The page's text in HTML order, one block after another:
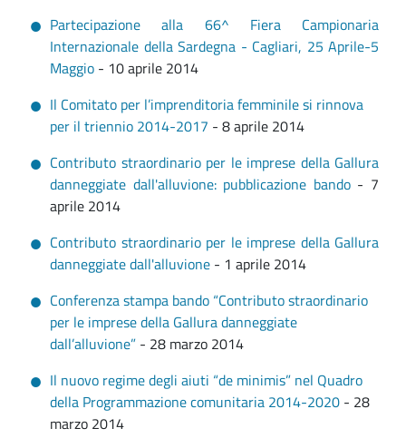
Partecipazione alla 66^ Fiera Campionaria
Internazionale della Sardegna - Cagliari, 25 Aprile-5
Maggio - 10 aprile 2014
Il Comitato per l’imprenditoria femminile si rinnova
per il triennio 2014-2017 - 8 aprile 2014
Contributo straordinario per le imprese della Gallura
danneggiate dall'alluvione: pubblicazione bando- 7
aprile 2014
Contributo straordinario per le imprese della Gallura
danneggiate dall'alluvione - 1 aprile 2014
Conferenza stampa bando “Contributo straordinario
per le imprese della Gallura danneggiate
dall’alluvione” - 28 marzo 2014
Il nuovo regime degli aiuti “de minimis” nel Quadro
della Programmazione comunitaria 2014-2020 - 28
marzo 2014